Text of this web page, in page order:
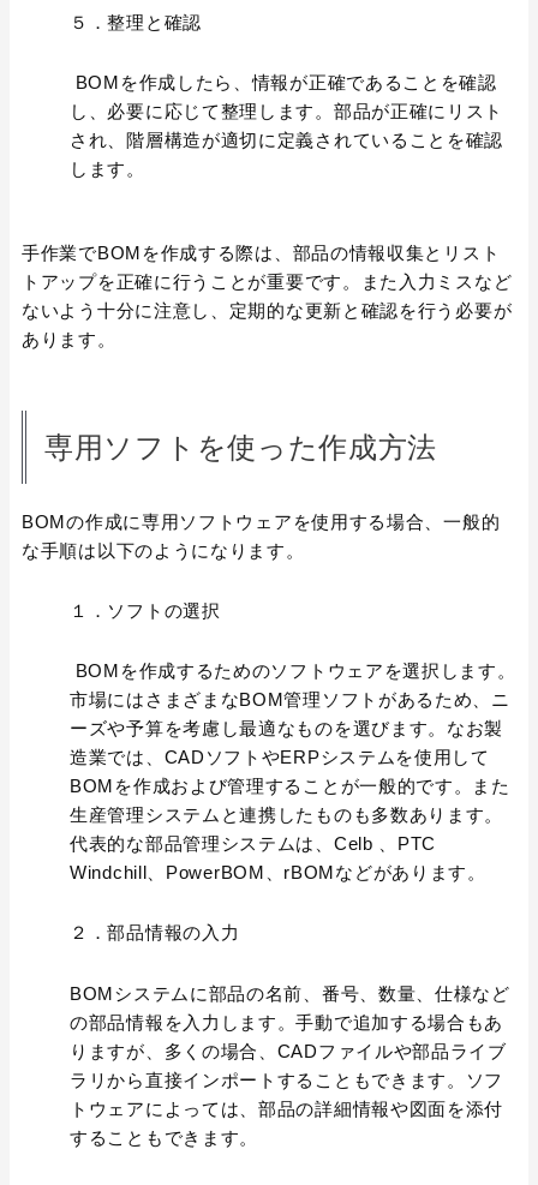
５．整理と確認
BOMを作成したら、情報が正確であることを確認
し、必要に応じて整理します。部品が正確にリスト
され、階層構造が適切に定義されていることを確認
します。
手作業でBOMを作成する際は、部品の情報収集とリスト
トアップを正確に行うことが重要です。また入力ミスなど
ないよう十分に注意し、定期的な更新と確認を行う必要が
あります。
専用ソフトを使った作成方法
BOMの作成に専用ソフトウェアを使用する場合、一般的
な手順は以下のようになります。
１．ソフトの選択
BOMを作成するためのソフトウェアを選択します。
市場にはさまざまなBOM管理ソフトがあるため、ニ
ーズや予算を考慮し最適なものを選びます。なお製
造業では、CADソフトやERPシステムを使用して
BOMを作成および管理することが一般的です。また
生産管理システムと連携したものも多数あります。
代表的な部品管理システムは、Celb 、PTC
Windchill、PowerBOM、rBOMなどがあります。
２．部品情報の入力
BOMシステムに部品の名前、番号、数量、仕様など
の部品情報を入力します。手動で追加する場合もあ
りますが、多くの場合、CADファイルや部品ライブ
ラリから直接インポートすることもできます。ソフ
トウェアによっては、部品の詳細情報や図面を添付
することもできます。